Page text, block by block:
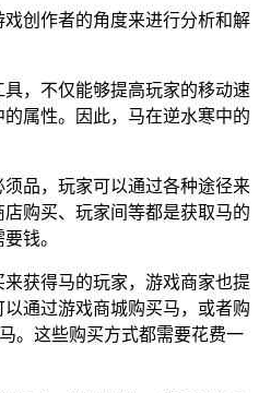
创作者的角度来进行分析和解
，不仅能够提高玩家的移动速
属性。因此，马在逆水寒中的
品，玩家可以通过各种途径来
购买、玩家间等都是获取马的
钱。
获得马的玩家，游戏商家也提
通过游戏商城购买马，或者购
。这些购买方式都需要花费一